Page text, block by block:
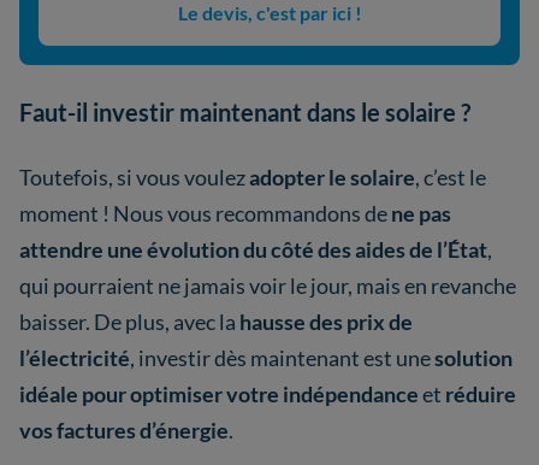
Le devis, c'est par ici !
Faut-il investir maintenant dans le solaire ?
Toutefois, si vous voulezadopter le solaire, c’est le
moment ! Nous vous recommandons dene pas
attendre une évolution du côté des aides de l’État,
qui pourraient ne jamais voir le jour, mais en revanche
baisser. De plus, avec la hausse des prix de
l’électricité, investir dès maintenant est unesolution
idéale pour optimiser votre indépendanceet réduire
vos factures d’énergie.